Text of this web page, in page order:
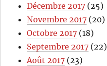
Décembre 2017 (25)
Novembre 2017 (20)
Octobre 2017 (18)
Septembre 2017 (22)
Août 2017 (23)